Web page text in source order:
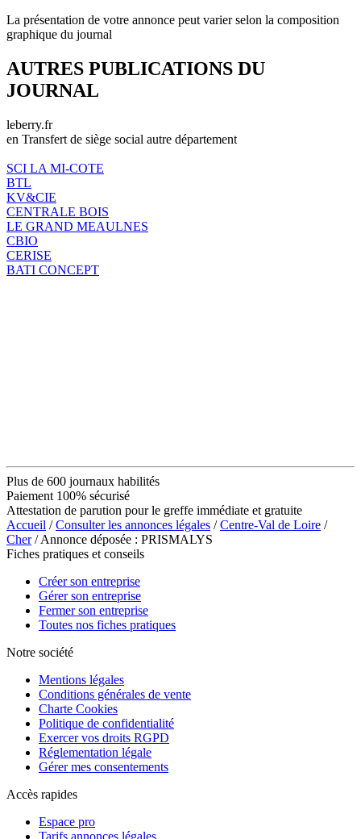
La présentation de votre annonce peut varier selon la composition
graphique du journal
AUTRES PUBLICATIONS DU
JOURNAL
leberry.fr
en Transfert de siège social autre département
SCI LA MI-COTE
BTL
KV&CIE
CENTRALE BOIS
LE GRAND MEAULNES
CBIO
CERISE
BATI CONCEPT
Plus de 600 journaux habilités
Paiement 100% sécurisé
Attestation de parution pour le greffe immédiate et gratuite
Accueil /Consulter les annonces légales /Centre-Val de Loire /
Cher/ Annonce déposée : PRISMALYS
Fiches pratiques et conseils
Créer son entreprise
Gérer son entreprise
Fermer son entreprise
Toutes nos fiches pratiques
Notre société
Mentions légales
Conditions générales de vente
Charte Cookies
Politique de confidentialité
Exercer vos droits RGPD
Réglementation légale
Gérer mes consentements
Accès rapides
Espace pro
Tarifs annonces légales